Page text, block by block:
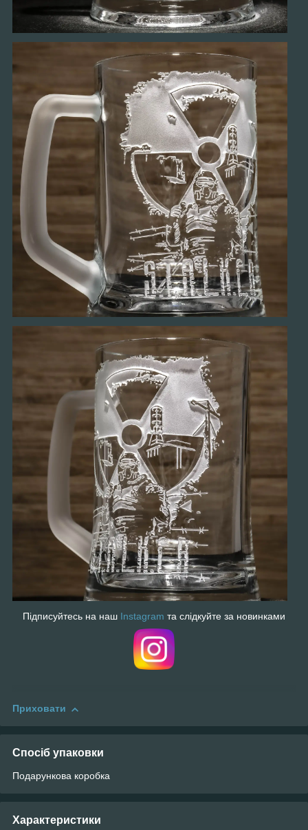
Підписуйтесь на наш Instagram та слідкуйте за новинками
Приховати
Спосіб упаковки
Подарункова коробка
Характеристики